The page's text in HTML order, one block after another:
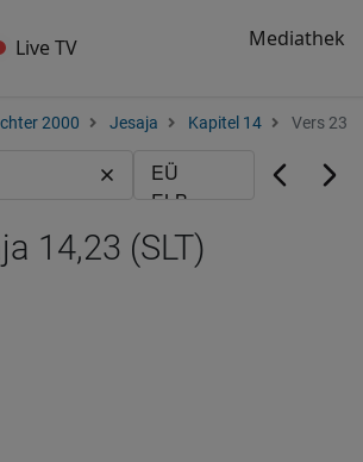
Live TV Mediathek
2000 Jesaja Kapitel 14 Vers 23
14,23 (SLT)